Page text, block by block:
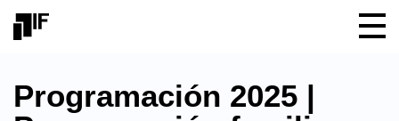
Programación 2025 |